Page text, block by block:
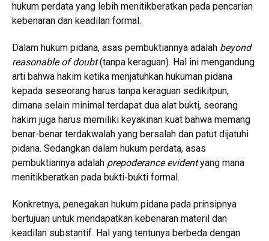
hukum perdata yang lebih menitikberatkan pada pencarian
kebenaran dan keadilan formal.
Dalam hukum pidana, asas pembuktiannya adalah beyond
reasonable of doubt(tanpa keraguan). Hal ini mengandung
arti bahwa hakim ketika menjatuhkan hukuman pidana
kepada seseorang harus tanpa keraguan sedikitpun,
dimana selain minimal terdapat dua alat bukti, seorang
hakim juga harus memiliki keyakinan kuat bahwa memang
benar-benar terdakwalah yang bersalah dan patut dijatuhi
pidana. Sedangkan dalam hukum perdata, asas
pembuktiannya adalah prepoderance evidentyang mana
menitikberatkan pada bukti-bukti formal.
Konkretnya, penegakan hukum pidana pada prinsipnya
bertujuan untuk mendapatkan kebenaran materil dan
keadilan substantif. Hal yang tentunya berbeda dengan